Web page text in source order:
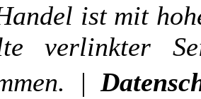
ist mit
verlinkter
|